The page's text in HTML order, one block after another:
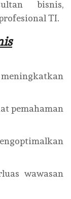
bisnis,
TI.
pemahaman
wawasan